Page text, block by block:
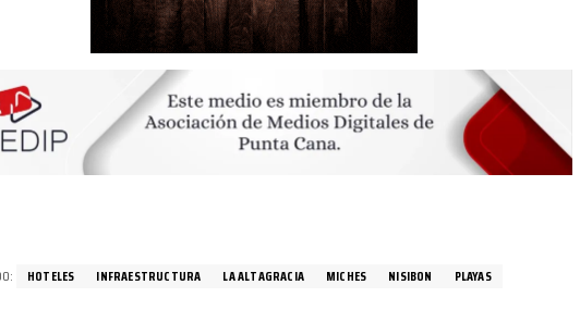
HOTELES INFRAESTRUCTURA LA ALTAGRACIA MICHES NISIBON PLAYAS